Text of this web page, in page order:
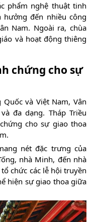
phẩm nghệ thuật tinh
hưởng đến nhiều công
Nam. Ngoài ra, chùa
và hoạt động thiêng
chứng cho sự
và Việt Nam, Vân
đa dạng. Tháp Triều
cho sự giao thoa
nét đặc trưng của
nhà Minh, đến nhà
chức các lễ hội truyền
hiện sự giao thoa giữa